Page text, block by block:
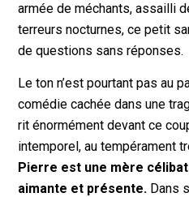
armée de méchants, assailli
terreurs nocturnes, ce petit
de questions sans réponses.
Le ton n’est pourtant pas au
comédie cachée dans une
rit énormément devant ce
intemporel, au tempérament
Pierre est une mère
aimante et présente. Dans